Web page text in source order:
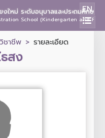
งใหม่ ระดับอนุบาลและประถมศึกษา
School (Kindergarten and
EN
ชาชีพ รายละเอียด
สง